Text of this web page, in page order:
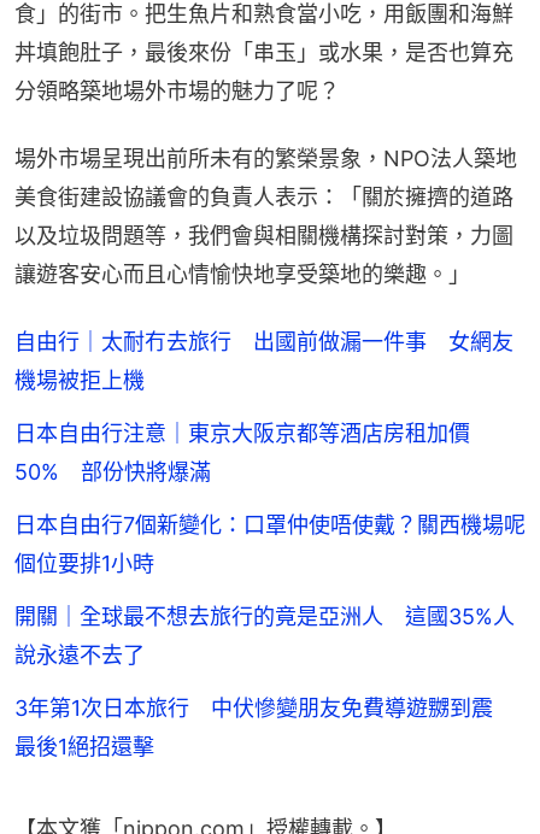
食」的街市。把生魚片和熟食當小吃，用飯團和海鮮
丼填飽肚子，最後來份「串玉」或水果，是否也算充
分領略築地場外市場的魅力了呢？
場外市場呈現出前所未有的繁榮景象，NPO法人築地
美食街建設協議會的負責人表示：「關於擁擠的道路
以及垃圾問題等，我們會與相關機構探討對策，力圖
讓遊客安心而且心情愉快地享受築地的樂趣。」
自由行｜太耐冇去旅行 出國前做漏一件事 女網友
機場被拒上機
日本自由行注意｜東京大阪京都等酒店房租加價
50% 部份快將爆滿
日本自由行7個新變化：口罩仲使唔使戴？關西機場呢
個位要排1小時
開關｜全球最不想去旅行的竟是亞洲人 這國35%人
說永遠不去了
3年第1次日本旅行 中伏慘變朋友免費導遊嬲到震
最後1絕招還擊
【本文獲「nippon.com」授權轉載。】